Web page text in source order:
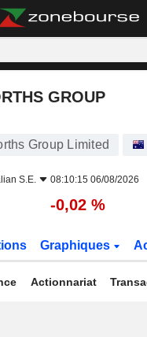
GROUP
Group Limited
S.E. 08:10:15 06/08/2026
-0,02 %
Graphiques
Actionnariat